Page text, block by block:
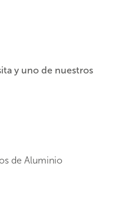
y uno de nuestros
de Aluminio